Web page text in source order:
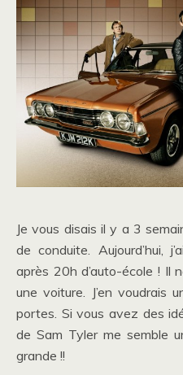
Je vous disais il y a 3
de conduite. Aujourd’hui,
après 20h d’auto-école ! Il
une voiture. J’en voudrais
portes. Si vous avez des
de Sam Tyler me semble
grande !!